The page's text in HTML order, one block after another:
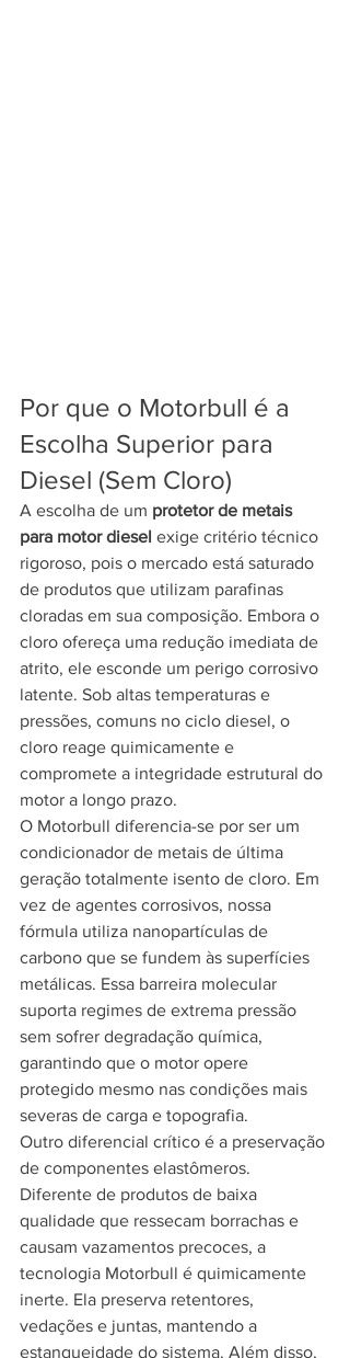
Por que o Motorbull é a
Escolha Superior para
Diesel (Sem Cloro)
A escolha de um protetor de metais
para motor diesel exige critério técnico
rigoroso, pois o mercado está saturado
de produtos que utilizam parafinas
cloradas em sua composição. Embora o
cloro ofereça uma redução imediata de
atrito, ele esconde um perigo corrosivo
latente. Sob altas temperaturas e
pressões, comuns no ciclo diesel, o
cloro reage quimicamente e
compromete a integridade estrutural do
motor a longo prazo.
O Motorbull diferencia-se por ser um
condicionador de metais de última
geração totalmente isento de cloro. Em
vez de agentes corrosivos, nossa
fórmula utiliza nanopartículas de
carbono que se fundem às superfícies
metálicas. Essa barreira molecular
suporta regimes de extrema pressão
sem sofrer degradação química,
garantindo que o motor opere
protegido mesmo nas condições mais
severas de carga e topografia.
Outro diferencial crítico é a preservação
de componentes elastômeros.
Diferente de produtos de baixa
qualidade que ressecam borrachas e
causam vazamentos precoces, a
tecnologia Motorbull é quimicamente
inerte. Ela preserva retentores,
vedações e juntas, mantendo a
estanqueidade do sistema. Além disso,